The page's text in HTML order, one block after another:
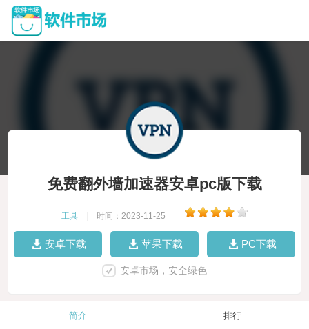
免费翻外墙加速器安卓pc版下载
工具 时间：2023-11-25
安卓下载 苹果下载 PC下载
安卓市场，安全绿色
简介 排行